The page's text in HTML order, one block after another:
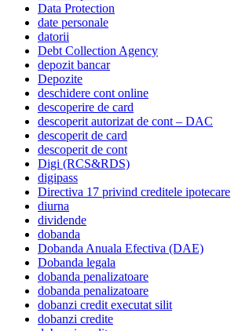
Data Protection
date personale
datorii
Debt Collection Agency
depozit bancar
Depozite
deschidere cont online
descoperire de card
descoperit autorizat de cont – DAC
descoperit de card
descoperit de cont
Digi (RCS&RDS)
digipass
Directiva 17 privind creditele ipotecare
diurna
dividende
dobanda
Dobanda Anuala Efectiva (DAE)
Dobanda legala
dobanda penalizatoare
dobanda penalizatoare
dobanzi credit executat silit
dobanzi credite